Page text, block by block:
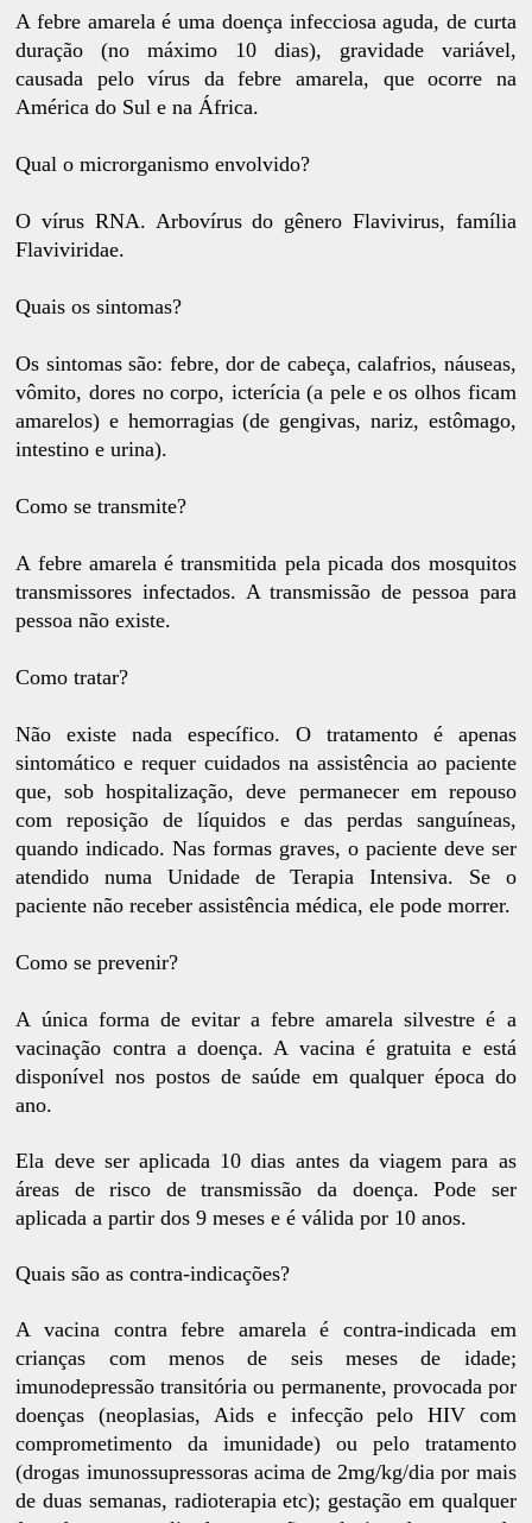
A febre amarela é uma doença infecciosa aguda, de curta
duração (no máximo 10 dias), gravidade variável,
causada pelo vírus da febre amarela, que ocorre na
América do Sul e na África.
Qual o microrganismo envolvido?
O vírus RNA. Arbovírus do gênero Flavivirus, família
Flaviviridae.
Quais os sintomas?
Os sintomas são: febre, dor de cabeça, calafrios, náuseas,
vômito, dores no corpo, icterícia (a pele e os olhos ficam
amarelos) e hemorragias (de gengivas, nariz, estômago,
intestino e urina).
Como se transmite?
A febre amarela é transmitida pela picada dos mosquitos
transmissores infectados. A transmissão de pessoa para
pessoa não existe.
Como tratar?
Não existe nada específico. O tratamento é apenas
sintomático e requer cuidados na assistência ao paciente
que, sob hospitalização, deve permanecer em repouso
com reposição de líquidos e das perdas sanguíneas,
quando indicado. Nas formas graves, o paciente deve ser
atendido numa Unidade de Terapia Intensiva. Se o
paciente não receber assistência médica, ele pode morrer.
Como se prevenir?
A única forma de evitar a febre amarela silvestre é a
vacinação contra a doença. A vacina é gratuita e está
disponível nos postos de saúde em qualquer época do
ano.
Ela deve ser aplicada 10 dias antes da viagem para as
áreas de risco de transmissão da doença. Pode ser
aplicada a partir dos 9 meses e é válida por 10 anos.
Quais são as contra-indicações?
A vacina contra febre amarela é contra-indicada em
crianças com menos de seis meses de idade;
imunodepressão transitória ou permanente, provocada por
doenças (neoplasias, Aids e infecção pelo HIV com
comprometimento da imunidade) ou pelo tratamento
(drogas imunossupressoras acima de 2mg/kg/dia por mais
de duas semanas, radioterapia etc); gestação em qualquer